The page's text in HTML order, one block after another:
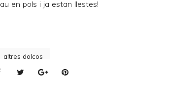
en pols i ja estan llestes!
altres dolços